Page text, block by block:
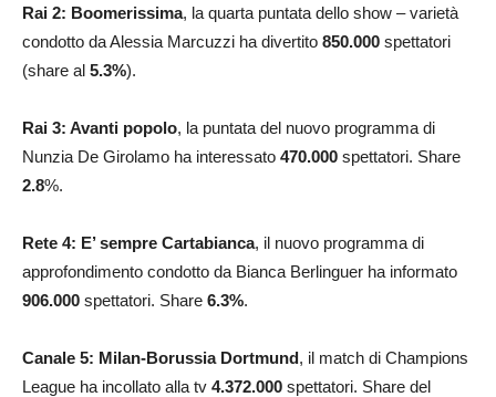
Rai 2: Boomerissima, la quarta puntata dello show – varietà
condotto da Alessia Marcuzzi ha divertito 850.000 spettatori
(share al 5.3%).
Rai 3: Avanti popolo, la puntata del nuovo programma di
Nunzia De Girolamo ha interessato 470.000 spettatori. Share
2.8%.
Rete 4: E’ sempre Cartabianca, il nuovo programma di
approfondimento condotto da Bianca Berlinguer ha informato
906.000 spettatori. Share 6.3%.
Canale 5: Milan-Borussia Dortmund, il match di Champions
League ha incollato alla tv 4.372.000 spettatori. Share del